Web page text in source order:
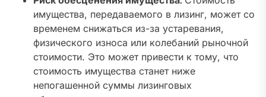
имущества, передаваемого в лизинг, может со
временем снижаться из-за устаревания,
физического износа или колебаний рыночной
стоимости. Это может привести к тому, что
стоимость имущества станет ниже
непогашенной суммы лизинговых